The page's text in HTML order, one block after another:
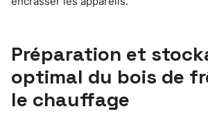
Préparation et
optimal du bois de
le chauffage